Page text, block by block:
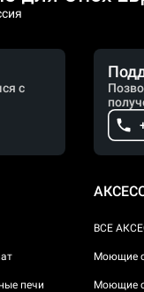
с
печи
ВСЕ
Моющие
Моющие